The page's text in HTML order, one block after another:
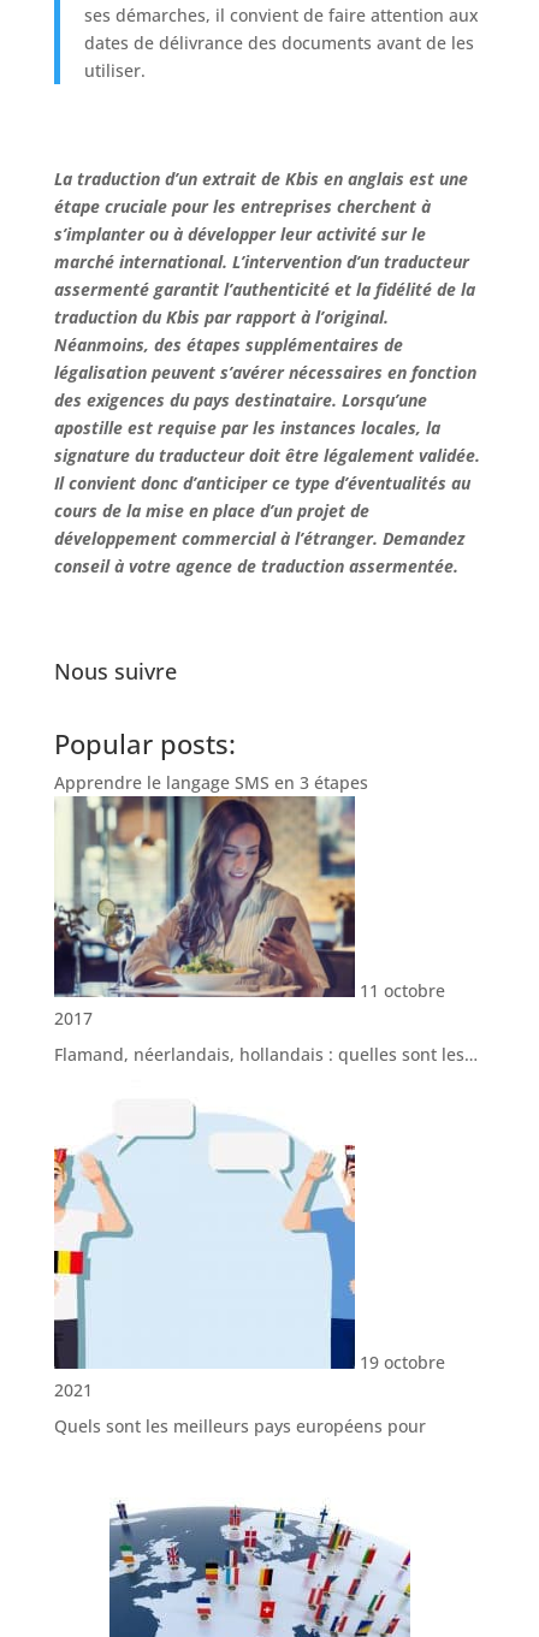
ses démarches, il convient de faire attention aux
dates de délivrance des documents avant de les
utiliser.
La traduction d’un extrait de Kbis en anglais est une
étape cruciale pour les entreprises cherchent à
s’implanter ou à développer leur activité sur le
marché international. L’intervention d’un traducteur
assermenté garantit l’authenticité et la fidélité de la
traduction du Kbis par rapport à l’original.
Néanmoins, des étapes supplémentaires de
légalisation peuvent s’avérer nécessaires en fonction
des exigences du pays destinataire. Lorsqu’une
apostille est requise par les instances locales, la
signature du traducteur doit être légalement validée.
Il convient donc d’anticiper ce type d’éventualités au
cours de la mise en place d’un projet de
développement commercial à l’étranger. Demandez
conseil à votre agence de traduction assermentée.
Nous suivre
Popular posts:
Apprendre le langage SMS en 3 étapes
11 octobre
2017
Flamand, néerlandais, hollandais : quelles sont les…
19 octobre
2021
Quels sont les meilleurs pays européens pour